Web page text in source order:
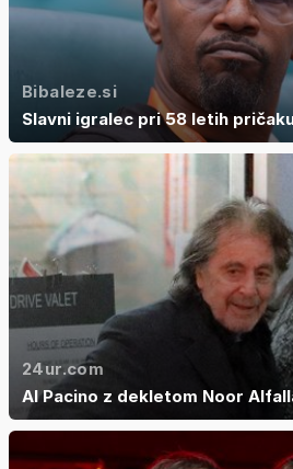
Bibaleze.si
Slavni igralec pri 58 letih
24ur.com
Al Pacino z dekletom Noor